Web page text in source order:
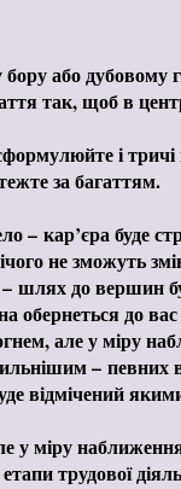
або
так, щоб в
і тричі
за багаттям.
– кар’єра буде
не зможуть
шлях до вершин
обернеться до
але у міру
– певних
відмічений
у міру
трудової